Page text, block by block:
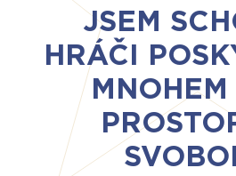
JSEM
HRÁČI